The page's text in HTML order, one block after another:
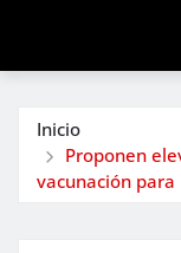
Inicio
Proponen
vacunación